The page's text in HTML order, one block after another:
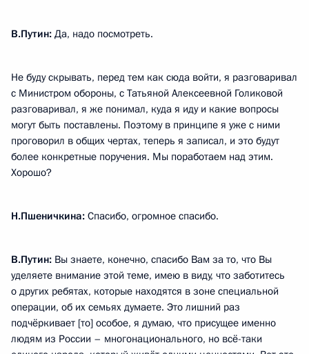
В.Путин: Да, надо посмотреть.
Не буду скрывать, перед тем как сюда войти, я разговаривал
с Министром обороны, с Татьяной Алексеевной Голиковой
разговаривал, я же понимал, куда я иду и какие вопросы
могут быть поставлены. Поэтому в принципе я уже с ними
проговорил в общих чертах, теперь я записал, и это будут
более конкретные поручения. Мы поработаем над этим.
Хорошо?
Н.Пшеничкина: Спасибо, огромное спасибо.
В.Путин: Вы знаете, конечно, спасибо Вам за то, что Вы
уделяете внимание этой теме, имею в виду, что заботитесь
о других ребятах, которые находятся в зоне специальной
операции, об их семьях думаете. Это лишний раз
подчёркивает [то] особое, я думаю, что присущее именно
людям из России – многонационального, но всё-таки